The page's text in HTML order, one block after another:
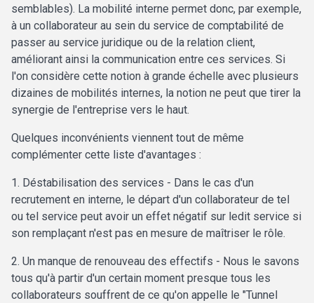
semblables). La mobilité interne permet donc, par exemple,
à un collaborateur au sein du service de comptabilité de
passer au service juridique ou de la relation client,
améliorant ainsi la communication entre ces services. Si
l'on considère cette notion à grande échelle avec plusieurs
dizaines de mobilités internes, la notion ne peut que tirer la
synergie de l'entreprise vers le haut.
Quelques inconvénients viennent tout de même
complémenter cette liste d'avantages :
1. Déstabilisation des services - Dans le cas d'un
recrutement en interne, le départ d'un collaborateur de tel
ou tel service peut avoir un effet négatif sur ledit service si
son remplaçant n'est pas en mesure de maîtriser le rôle.
2. Un manque de renouveau des effectifs - Nous le savons
tous qu'à partir d'un certain moment presque tous les
collaborateurs souffrent de ce qu'on appelle le "Tunnel